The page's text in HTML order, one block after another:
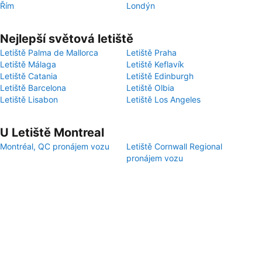
Řím
Londýn
Nejlepší světová letiště
Letiště Palma de Mallorca
Letiště Praha
Letiště Málaga
Letiště Keflavík
Letiště Catania
Letiště Edinburgh
Letiště Barcelona
Letiště Olbia
Letiště Lisabon
Letiště Los Angeles
U Letiště Montreal
Montréal, QC pronájem vozu
Letiště Cornwall Regional
pronájem vozu